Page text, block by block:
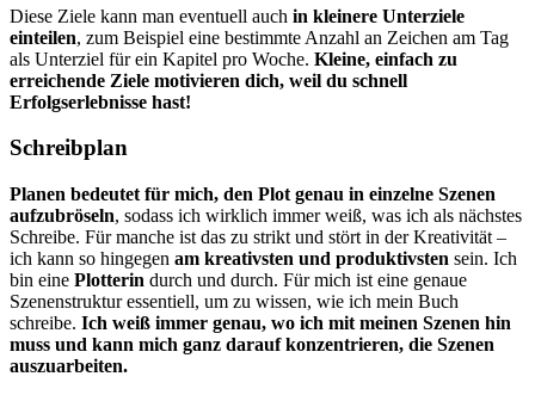
Diese Ziele kann man eventuell auch in kleinere Unterziele
einteilen, zum Beispiel eine bestimmte Anzahl an Zeichen am Tag
als Unterziel für ein Kapitel pro Woche. Kleine, einfach zu
erreichende Ziele motivieren dich, weil du schnell
Erfolgserlebnisse hast!
Schreibplan
Planen bedeutet für mich, den Plot genau in einzelne Szenen
aufzubröseln, sodass ich wirklich immer weiß, was ich als nächstes
Schreibe. Für manche ist das zu strikt und stört in der Kreativität –
ich kann so hingegen am kreativsten und produktivsten sein. Ich
bin eine Plotterin durch und durch. Für mich ist eine genaue
Szenenstruktur essentiell, um zu wissen, wie ich mein Buch
schreibe. Ich weiß immer genau, wo ich mit meinen Szenen hin
muss und kann mich ganz darauf konzentrieren, die Szenen
auszuarbeiten.